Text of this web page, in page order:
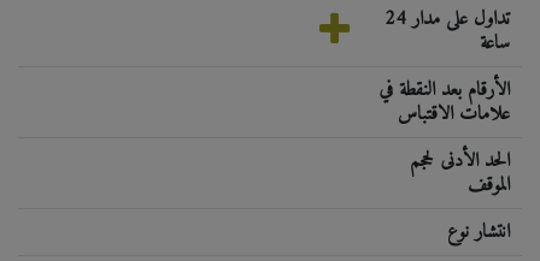
تداول على مدار 24
ساعة
الأرقام بعد النقطة في
علامات الاقتباس
الحد الأدنى لحجم
الموقف
انتشار نوع